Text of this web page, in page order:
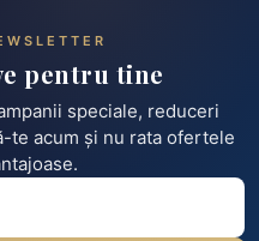
pentru tine
speciale, reduceri
te acum și nu rata ofertele